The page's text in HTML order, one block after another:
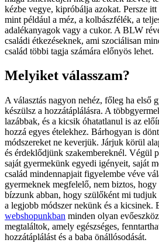
kézbe vegye, kipróbálja azokat. Persze
mint például a méz, a kolbászfélék, a
adalékanyagok vagy a cukor. A BLW
családi étkezéseknek, ami szociálisan
család többi tagja számára előnyös lehet.
Melyiket válasszam?
A választás nagyon nehéz, főleg ha első
készülsz a hozzátáplálásra. A
lazábbak, és a kicsik óhatatlanul is az
hozzá egyes ételekhez. Bárhogyan is
módszereket ne keverjük. Járjuk körül
és érdeklődjünk szakembereknél. Végül
saját gyermekünk egyedi igényeit, saját
család mindennapjait figyelembe véve
gyermeknek megfelelő, nem biztos,
bízzunk abban, hogy szülőként mi
a legjobb módszer nekünk és a kicsinek.
webshopunkban minden olyan
megtaláltok, amely egészséges,
hozzátáplálást és a baba önállósodását.